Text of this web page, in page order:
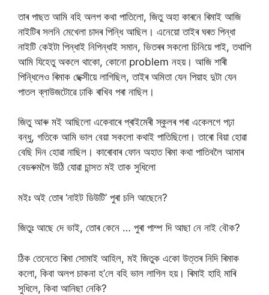
তাৰ পাছত আমি বহি অলপ কথা পাতিলো, জিতু অহা কাৰনে ৰিমাই আজি
নাইটিৰ সলনি মেখেলা চাদৰ পিন্ধি আছিল। এনেয়ো তাইৰ ঘৰত পিন্ধা
নাইটি কেইটা পিন্ধাই নিপিন্ধাই সমান, ভিতৰৰ সকলো চিনিয়ে পাই, তথাপি
আমি যিহেতু অকলে থাকো, কোনো problem নহয়। আজি শাৰী
পিন্ধিলেও ৰিমাক ছেক্সীয়ে লাগিছিল, তাইৰ অমিতা যেন পিয়াহ দুটা যেন
পাতল ব্লাউজটোৱে ঢাকি ৰাখিব পৰা নাছিল।
জিতু আৰু মই আছিলো একেবাৰে প্ৰাইমেৰী স্কুলৰ পৰা একেলগে পঢ়া
বন্ধু, গতিকে আমি ভাল বেয়া সকলো কথাই পাতিছিলো। তাৰো বিয়া হোৱা
বেছি দিন হোৱা নাছিল। কাৰোবাৰ ফোন অহাত ৰিমা কথা পাতিবলৈ আমাৰ
বেডৰুমলৈ উঠি যোৱা চান্সত মই তাক সুধিলো
মইঃ অই তোৰ ‘নাইট ডিউটি’ পুৰা চলি আছেনে?
জিতুঃ আছে দে ভাই, তোৰ কেনে … পুৰা পাম্প দি আছা নে নাই বৌক?
ঠিক তেনেতে ৰিমা সোমাই আহিল, মই জিতুক একো উত্তৰ নিদি ৰিমাক
কলো, কিবা অলপ চাকনা হ’লে বহি ভাল লাগিল হয়। ৰিমাই হাহি মাৰি
সুধিলে, কিবা আনিছা নেকি?